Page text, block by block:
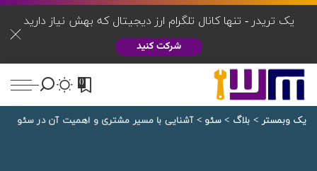
یک تریدر - تنها کانال تلگرام ارز دیجیتال که بهش نیاز دارید
شرکت کنید
0
یک وبمستر> بلاگ > سئو >آشنایی با مسیر مشتری و اهمیت آن در سئو